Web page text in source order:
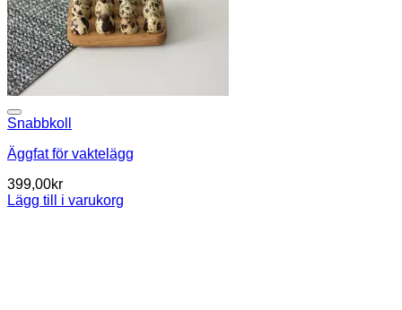
Snabbkoll
Äggfat för vaktelägg
399,00kr
Lägg till i varukorg